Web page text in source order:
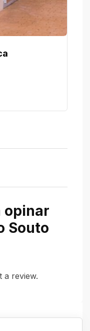
opinar
Souto
a review.